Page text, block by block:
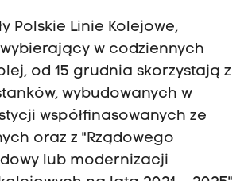
Polskie Linie Kolejowe,
w codziennych
od 15 grudnia skorzystają z
wybudowanych w
współfinasowanych ze
oraz z "Rządowego
lub modernizacji